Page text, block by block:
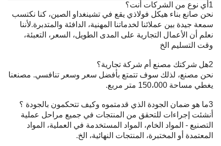
1أي نوع من الشركات أنت؟
نحن صانع بناء هيكل فولاذي يقع في تشينغداو الصين، كنا نكتسب
سمعة جيدة بين عملائنا لخدماتنا المهنية، الدافئة والمتدبرة.لأننا
نعلم أن الأعمال التجارية على المدى الطويل، السعر، التعبئة،
وقت التسليم الخ
2هل شركتك مصنع أم شركة تجارية؟
نحن مصنع، لذلك سوف تتمتع بأفضل سعر وسعر تنافسي. مصنعنا
يغطي مساحة 150،000 متر مربع.
3ما هو ضمان الجودة الذي قدمتموه وكيف تتحكمون بالجودة ؟
أنشئت إجراءات للتحقق من المنتجات في جميع مراحل عملية
التصنيع - المواد الخام، المواد المستخدمة في العملية، المواد
المعتمدة أو المختبرة، المنتجات النهائية، الخ.